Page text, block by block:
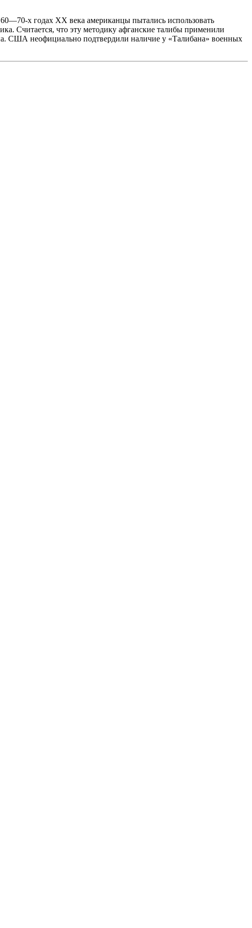
х годах XX века американцы пытались использовать
Считается, что эту методику афганские талибы применили
США неофициально подтвердили наличие у «Талибана» военных